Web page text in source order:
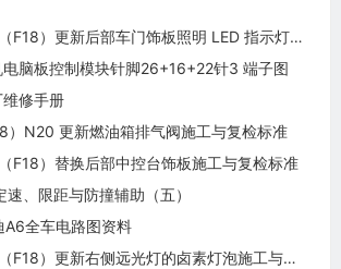
）更新后部车门饰板照明 LED 指示灯施工与复检标准
脑板控制模块针脚26+16+22针3 端子图
修手册
）N20 更新燃油箱排气阀施工与复检标准
F18）替换后部中控台饰板施工与复检标准
、限距与防撞辅助（五）
全车电路图资料
）更新右侧远光灯的卤素灯泡施工与复检标准